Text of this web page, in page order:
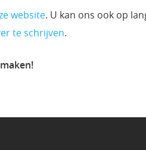
website. U kan ons ook op
te schrijven.